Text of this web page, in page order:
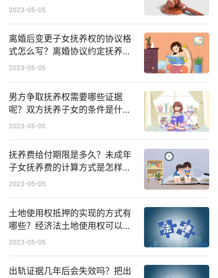
则？
2023-05-05
离婚后变更子女抚养权的协议格
式怎么写？离婚协议约定抚养权
变更条件有哪些？
2023-05-05
男方争取抚养权需要哪些证据
呢？双方抚养子女的条件是什
么？
2023-05-05
抚养费给付期限是多久？未成年
子女抚养费的计算方式是怎样
的？
2023-05-05
土地使用权抵押的实现的方式有
哪些？经济法土地使用权可以抵
押吗？
2023-05-05
出轨证据几年后会失效吗？把出